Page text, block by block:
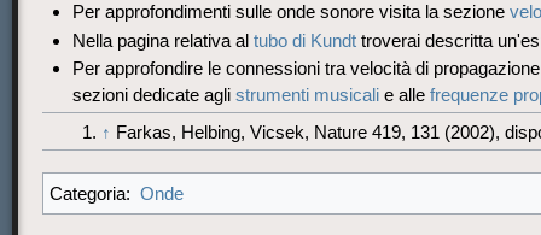
Per approfondimenti sulle onde sonore visita la sezione
Nella pagina relativa al tubo di Kundttroverai descritta
Per approfondire le connessioni tra velocità di
sezioni dedicate agli strumenti musicalie alle frequenze
↑ Farkas, Helbing, Vicsek, Nature 419, 131 (2002),
Categoria: Onde